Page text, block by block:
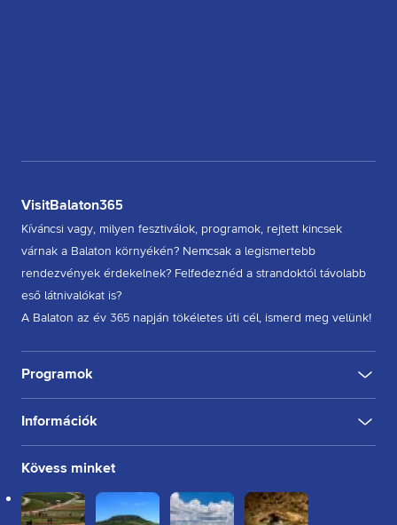
VisitBalaton365
Kíváncsi vagy, milyen fesztiválok, programok, rejtett kincsek
várnak a Balaton környékén? Nemcsak a legismertebb
rendezvények érdekelnek? Felfedeznéd a strandoktól távolabb
eső látnivalókat is?
A Balaton az év 365 napján tökéletes úti cél, ismerd meg velünk!
Programok
KULTÚRA FESZTIVÁL
TÚRA, SÉTA
KERÉKPÁROZÁS
Információk
Rólunk
Kapcsolat
Partnereink
Kövess minket